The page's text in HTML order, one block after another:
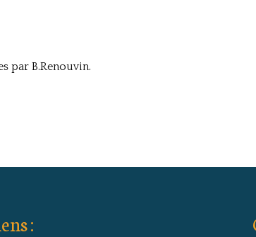
par B.Renouvin.
: